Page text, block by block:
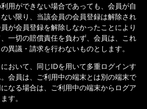
用ができない場合であっても、会員が自
い限り、当該会員の会員登録は解除され
が会員登録を解除しなかったことにより
一切の賠償責任を負わず、会員は、これ
異議・請求を行わないものとします。
おいて、同じIDを用いて多重ログインす
会員は、ご利用中の端末とは別の端末で
なる場合は、ご利用中の端末からログア
す。